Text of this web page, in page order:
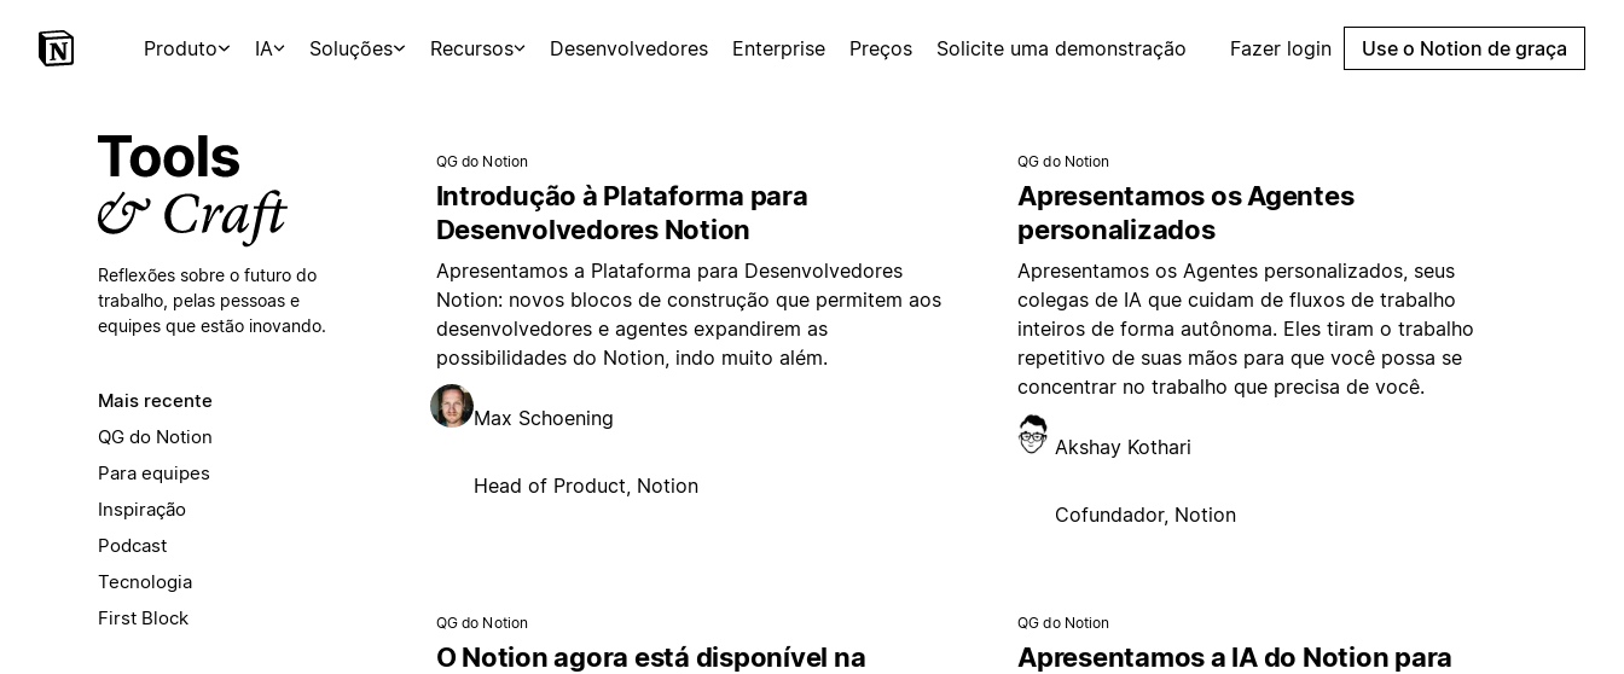
Produto IA Soluções Recursos Desenvolvedores Enterprise Preços Solicite uma demonstração Fazer login Use o Notion de graça
Reflexões sobre o futuro do
trabalho, pelas pessoas e
equipes que estão inovando.
Mais recente
QG do Notion
Para equipes
Inspiração
Podcast
Tecnologia
First Block
QG do Notion
Introdução à Plataforma para
Desenvolvedores Notion
Apresentamos a Plataforma para Desenvolvedores
Notion: novos blocos de construção que permitem aos
desenvolvedores e agentes expandirem as
possibilidades do Notion, indo muito além.
Max Schoening
Head of Product, Notion
QG do Notion
Apresentamos os Agentes
personalizados
Apresentamos os Agentes personalizados, seus
colegas de IA que cuidam de fluxos de trabalho
inteiros de forma autônoma. Eles tiram o trabalho
repetitivo de suas mãos para que você possa se
concentrar no trabalho que precisa de você.
Akshay Kothari
Cofundador, Notion
QG do Notion
O Notion agora está disponível na
QG do Notion
Apresentamos a IA do Notion para